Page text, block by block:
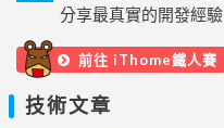
分享最真實的開發經驗
前往 iThome鐵人賽
技術文章